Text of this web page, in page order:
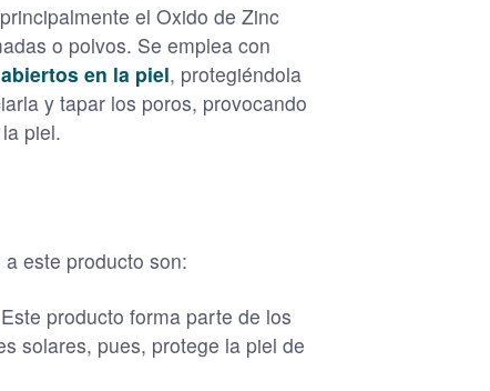
el Oxido de Zinc
o polvos. Se emplea con
en la piel, protegiéndola
y tapar los poros, provocando
piel.
este producto son:
Este producto forma parte de los
solares, pues, protege la piel de